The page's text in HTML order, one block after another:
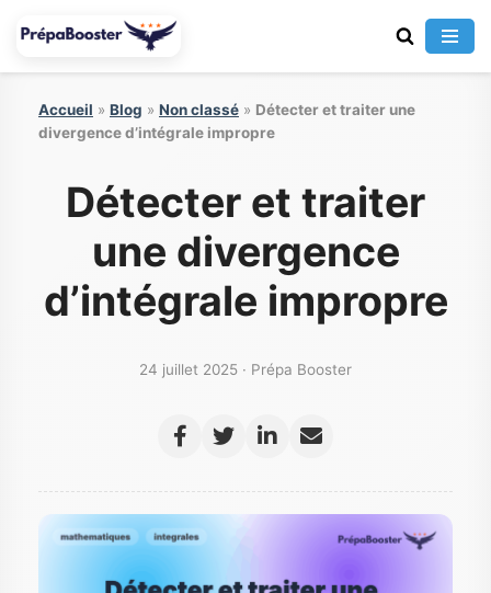
contenu
Accueil » Blog » Non classé » Détecter et traiter une
divergence d’intégrale impropre
Détecter et traiter
une divergence
d’intégrale impropre
24 juillet 2025 · Prépa Booster